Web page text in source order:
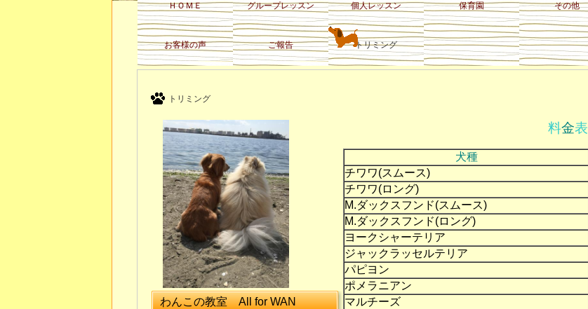
ＨＯＭＥ グループレッスン 個人レッスン 保育園 その他
お客様の声 ご報告 トリミング
料金表
犬種
チワワ(スムース)
チワワ(ロング)
M.ダックスフンド(スムース)
M.ダックスフンド(ロング)
ヨークシャーテリア
ジャックラッセルテリア
パピヨン
ポメラニアン
マルチーズ
トリミング
わんこの教室 All for WAN